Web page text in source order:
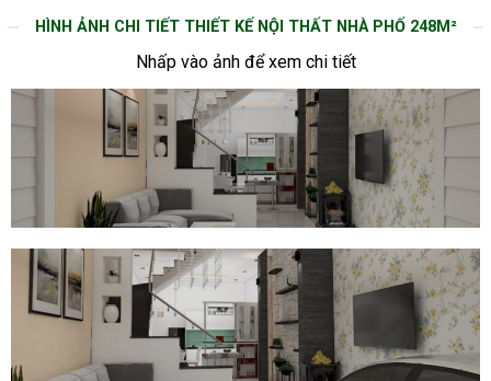
HÌNH ẢNH CHI TIẾT THIẾT KẾ NỘI THẤT NHÀ PHỐ 248M²
Nhấp vào ảnh để xem chi tiết